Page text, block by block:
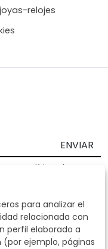
relojes
ENVIAR
Política de
informamos que sus
Subastas Segre con la
Puede ejercitar los
oposición y demás
la normativa vigente
para analizar el
relacionada con
perfil elaborado a
ejemplo, páginas